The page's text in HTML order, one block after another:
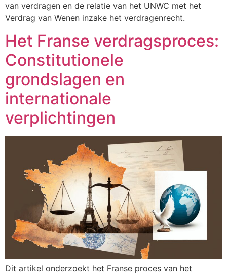
van verdragen en de relatie van het UNWC met het
Verdrag van Wenen inzake het verdragenrecht.
Het Franse verdragsproces:
Constitutionele
grondslagen en
internationale
verplichtingen
Dit artikel onderzoekt het Franse proces van het